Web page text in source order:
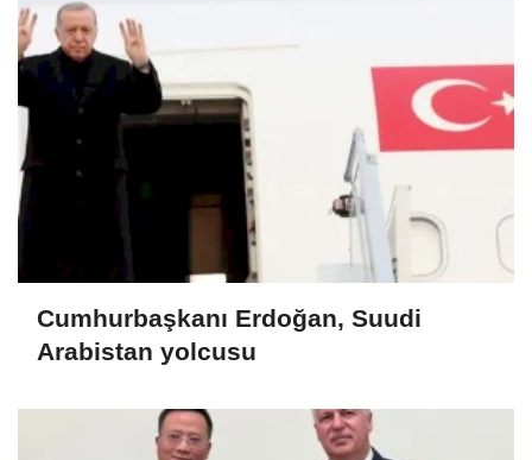
Cumhurbaşkanı Erdoğan, Suudi
Arabistan yolcusu